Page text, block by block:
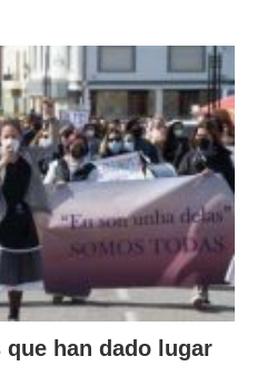
que han dado lugar